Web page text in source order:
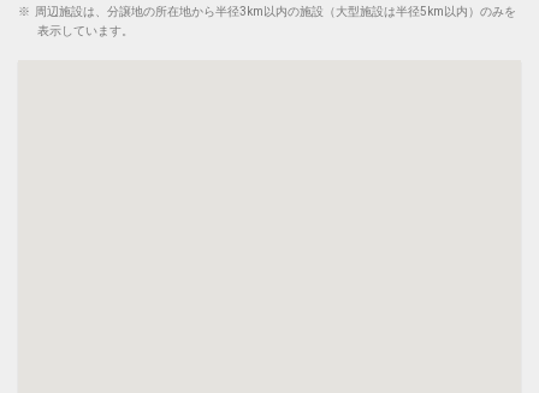
※
周辺施設は、分譲地の所在地から半径3km以内の施設（大型施設は半径5km以内）のみを
表示しています。